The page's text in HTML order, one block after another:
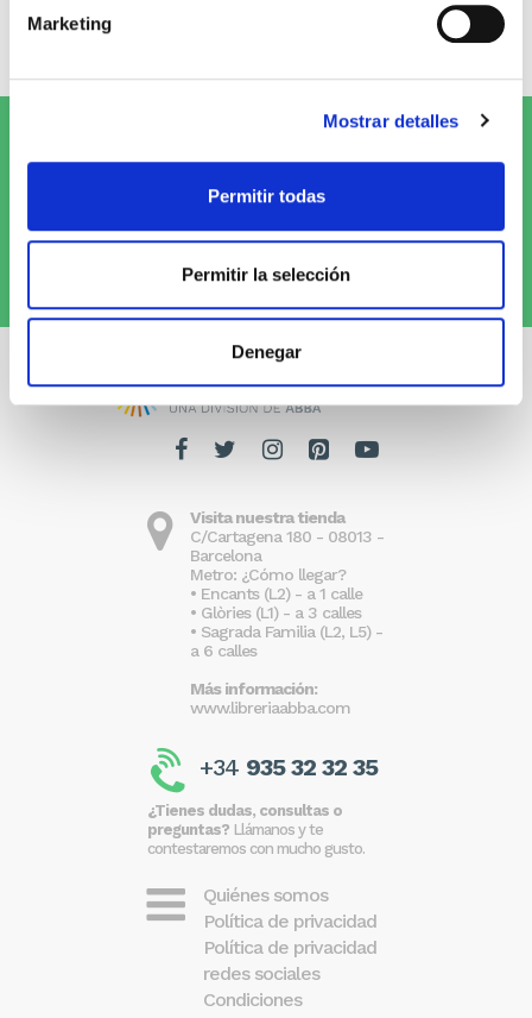
Marketing
Mostrar detalles
Permitir todas
Permitir la selección
Denegar
Suscríbete al Newsletter y¡entérate
de las novedades!
Quiero recibirlo
Visita nuestra tienda
C/Cartagena 180 - 08013 -
Barcelona
Metro: ¿Cómo llegar?
• Encants (L2) - a 1 calle
• Glòries (L1) - a 3 calles
• Sagrada Familia (L2, L5) -
a 6 calles
Más información:
www.libreriaabba.com
+34 935 32 32 35
¿Tienes dudas, consultas o
preguntas? Llámanos y te
contestaremos con mucho gusto.
Quiénes somos
Política de privacidad
Política de privacidad
redes sociales
Condiciones